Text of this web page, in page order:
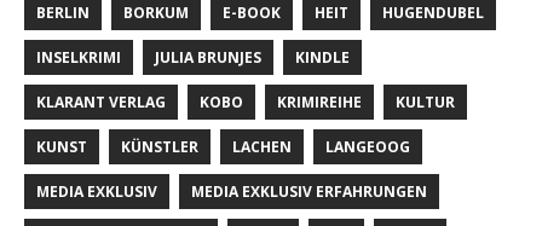
BERLIN BORKUM E-BOOK HEIT HUGENDUBEL
INSELKRIMI JULIA BRUNJES KINDLE
KLARANT VERLAG KOBO KRIMIREIHE KULTUR
KUNST KÜNSTLER LACHEN LANGEOOG
MEDIA EXKLUSIV MEDIA EXKLUSIV ERFAHRUNGEN